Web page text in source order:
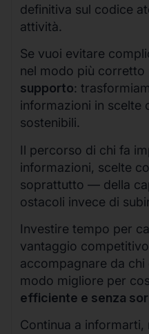
definitiva sul codice
attività.
Se vuoi evitare
nel modo più corretto
supporto:
informazioni in scelte
sostenibili.
Il percorso di chi fa
informazioni, scelte
soprattutto — della
ostacoli invece di
Investire tempo per
vantaggio
accompagnare da
modo migliore per
efficiente e senza
Continua a